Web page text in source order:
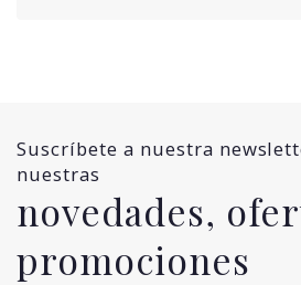
Suscríbete a nuestra
nuestras
novedades,
promociones